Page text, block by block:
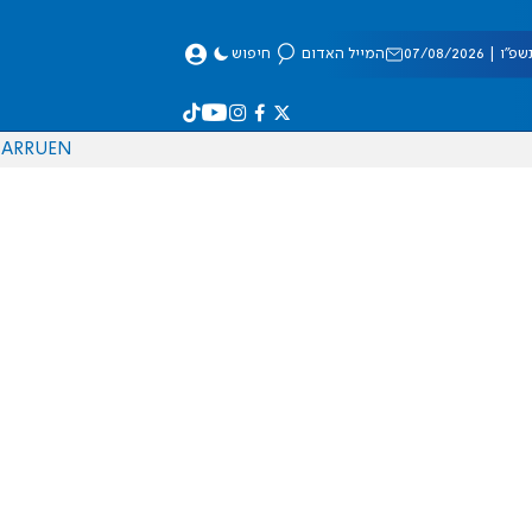
08/2026 המייל האדום חיפוש
EN
RU
AR